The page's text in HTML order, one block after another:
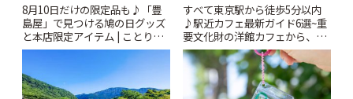
8月10日だけの限定品も♪「豊
島屋」で見つける鳩の日グッズ
と本店限定アイテム | ことりっ
ぷ
すべて東京駅から徒歩5分以内
♪駅近カフェ最新ガイド6選~重
要文化財の洋館カフェから、改
札すぐのレトロ喫茶まで~ | こと
りっぷ